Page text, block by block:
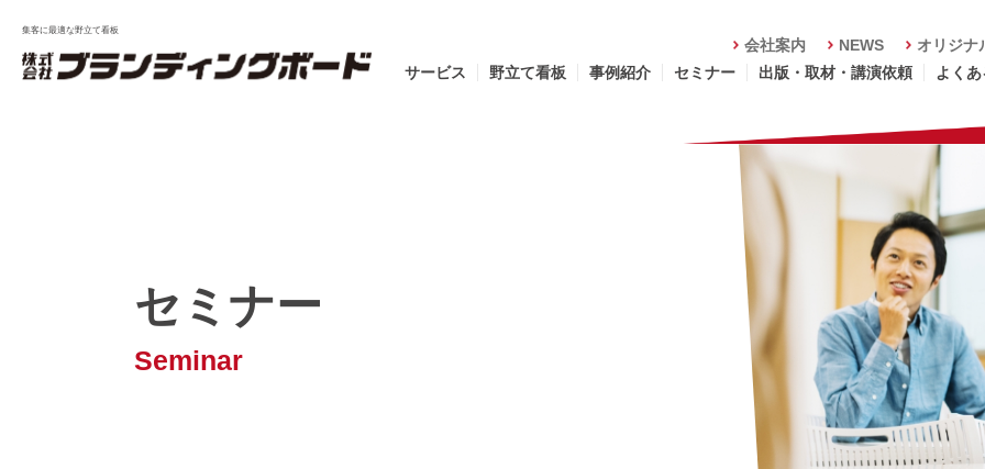
集客に最適な野立て看板
サービス 野立て看板 事例紹介 セミナー 出版・取材・講演依頼 よく
会社案内 NEWS オリジナ
セミナー
Seminar